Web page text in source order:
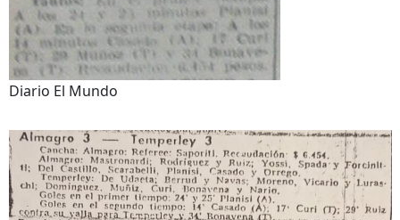
Diario El Mundo